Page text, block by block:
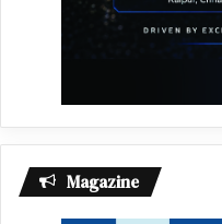
Magazine